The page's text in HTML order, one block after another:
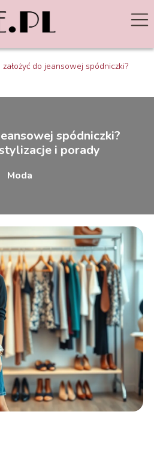
założyć do jeansowej spódniczki?
spódniczki?
i porady
Moda